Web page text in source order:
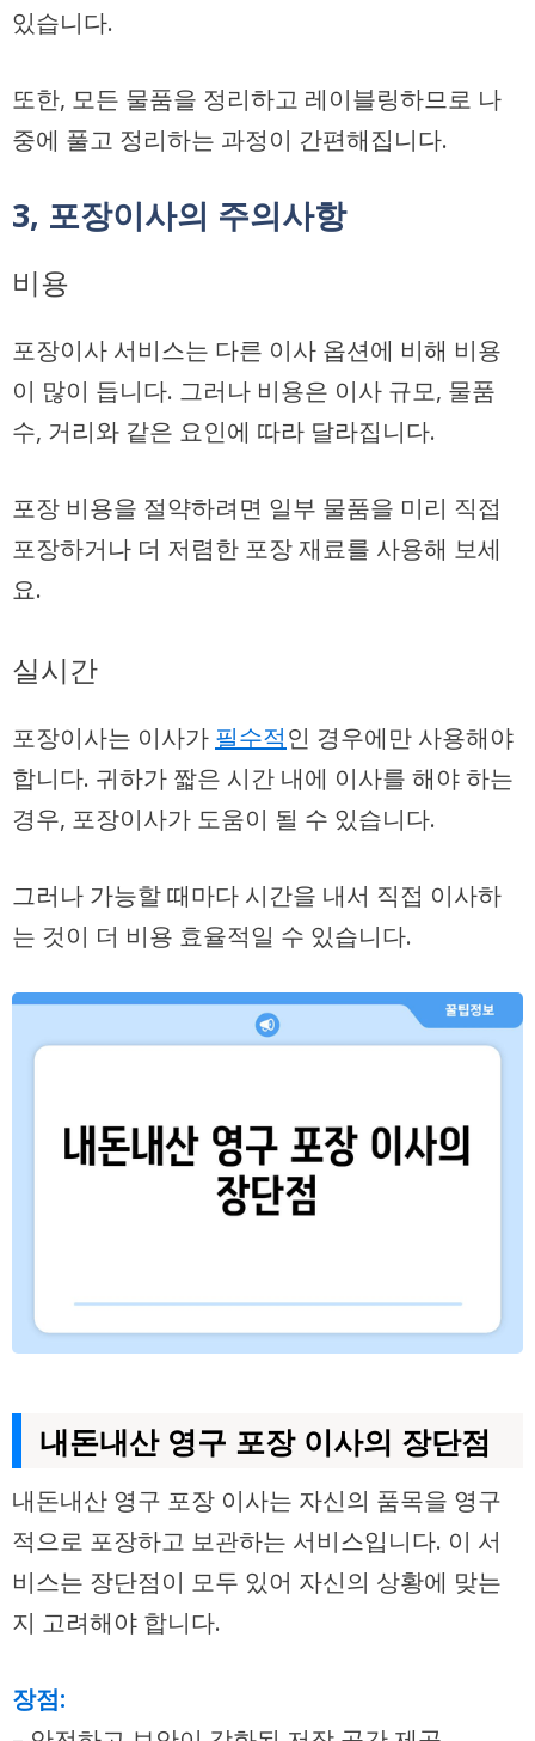
있습니다.
또한, 모든 물품을 정리하고 레이블링하므로 나
중에 풀고 정리하는 과정이 간편해집니다.
3, 포장이사의 주의사항
비용
포장이사 서비스는 다른 이사 옵션에 비해 비용
이 많이 듭니다. 그러나 비용은 이사 규모, 물품
수, 거리와 같은 요인에 따라 달라집니다.
포장 비용을 절약하려면 일부 물품을 미리 직접
포장하거나 더 저렴한 포장 재료를 사용해 보세
요.
실시간
포장이사는 이사가 필수적인 경우에만 사용해야
합니다. 귀하가 짧은 시간 내에 이사를 해야 하는
경우, 포장이사가 도움이 될 수 있습니다.
그러나 가능할 때마다 시간을 내서 직접 이사하
는 것이 더 비용 효율적일 수 있습니다.
내돈내산 영구 포장 이사의 장단점
내돈내산 영구 포장 이사는 자신의 품목을 영구
적으로 포장하고 보관하는 서비스입니다. 이 서
비스는 장단점이 모두 있어 자신의 상황에 맞는
지 고려해야 합니다.
장점: